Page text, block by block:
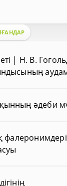
| Н. В.
әдеби